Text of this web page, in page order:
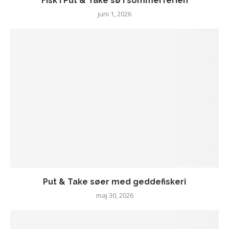
juni 1, 2026
Put & Take søer med geddefiskeri
maj 30, 2026